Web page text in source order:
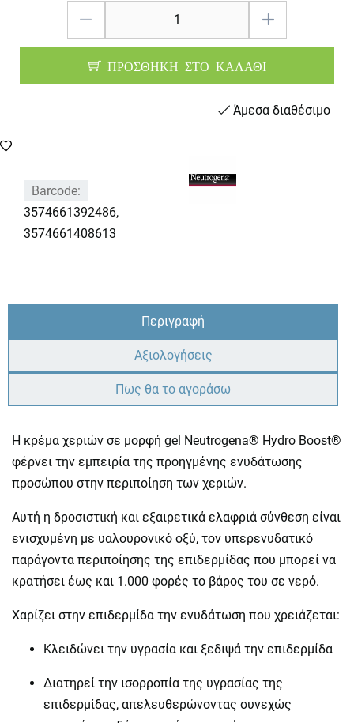
ΠΡΟΣΘΗΚΗ ΣΤΟ ΚΑΛΑΘΙ
Άμεσα διαθέσιμο
Barcode:
3574661392486,
3574661408613
Περιγραφή
Αξιολογήσεις
Πως θα το αγοράσω
Η κρέμα χεριών σε μορφή gel Neutrogena® Hydro Boost®
φέρνει την εμπειρία της προηγμένης ενυδάτωσης
προσώπου στην περιποίηση των χεριών.
Αυτή η δροσιστική και εξαιρετικά ελαφριά σύνθεση είναι
ενισχυμένη με υαλουρονικό οξύ, τον υπερενυδατικό
παράγοντα περιποίησης της επιδερμίδας που μπορεί να
κρατήσει έως και 1.000 φορές το βάρος του σε νερό.
Χαρίζει στην επιδερμίδα την ενυδάτωση που χρειάζεται:
Κλειδώνει την υγρασία και ξεδιψά την επιδερμίδα
Διατηρεί την ισορροπία της υγρασίας της
επιδερμίδας, απελευθερώνοντας συνεχώς